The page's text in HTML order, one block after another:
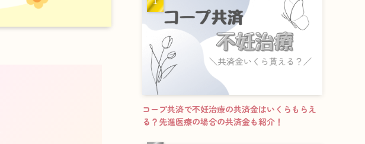
コープ共済で不妊治療の共済金はいくらもらえ
る？先進医療の場合の共済金も紹介！